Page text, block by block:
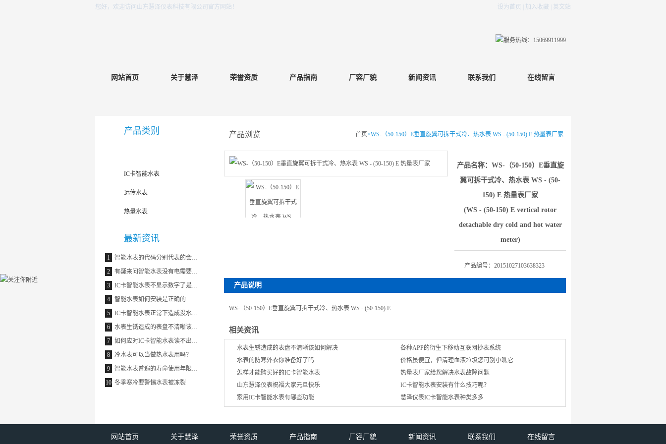
设为首页 加入收藏 英文站
您好，欢迎访问山东慧泽仪表科技有限公司官方网站！
网站首页 关于慧泽 荣誉资质 产品指南 厂容厂貌 新闻资讯 联系我们 在线留言
首页>WS-（50-150）E垂直旋翼可拆干式冷、热水表 WS - (50-150) E 热量表厂家
产品浏览
产品名称：WS-（50-150）E垂直旋
翼可拆干式冷、热水表 WS - (50-
150) E 热量表厂家
(WS - (50-150) E vertical rotor
detachable dry cold and hot water
meter)
产品编号：20151027103638323
产品说明
WS-（50-150）E垂直旋翼可拆干式冷、热水表 WS - (50-150) E
相关资讯
水表生锈造成的表盘不清晰该如何解决
各种APP的衍生下移动互联网抄表系统
水表的防寒外衣你准备好了吗
价格虽便宜，但清理血液垃圾您可别小瞧它
怎样才能购买好的IC卡智能水表
热量表厂家给您解决水表故障问题
山东慧泽仪表祝福大家元旦快乐
IC卡智能水表安装有什么技巧呢？
家用IC卡智能水表有哪些功能
慧泽仪表IC卡智能水表种类多多
产品类别
IC卡智能水表
远传水表
热量水表
最新资讯
1
智能水表的代码分别代表的会什么意思
2
有疑来问智能水表没有电需要自己更换电池吗
3
IC卡智能水表不显示数字了是什么原因
4
智能水表如何安装是正确的
5
IC卡智能水表正常下造成没水的原因
6
水表生锈造成的表盘不清晰该如何解决
7
如何应对IC卡智能水表读不出剩余水量的情况
8
冷水表可以当做热水表用吗？
9
智能水表普遍的寿命使用年限是多少呢
10 冬季寒冷要警惕水表被冻裂
网站首页 关于慧泽 荣誉资质 产品指南 厂容厂貌 新闻资讯 联系我们 在线留言